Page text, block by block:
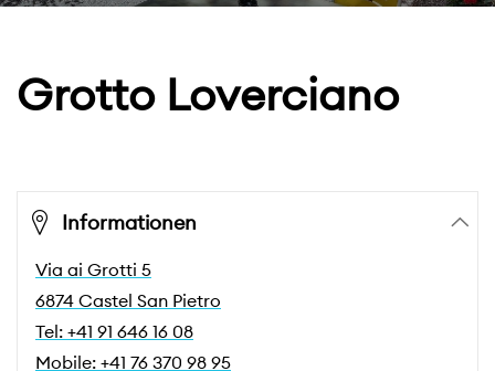
Grotto Loverciano
Informationen
Via ai Grotti 5
6874 Castel San Pietro
Tel: +41 91 646 16 08
Mobile: +41 76 370 98 95